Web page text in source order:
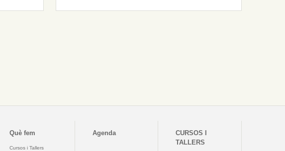
Què fem
Cursos i Tallers
Agenda
CURSOS I
TALLERS